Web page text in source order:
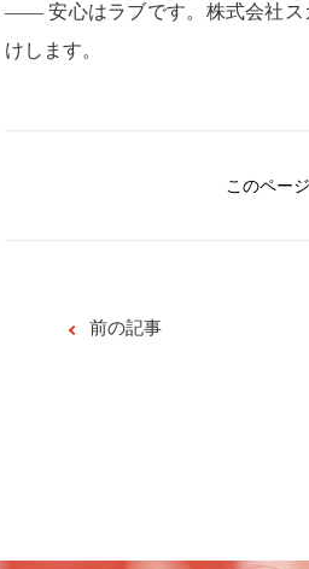
―― 安心はラブです。株式会社ス
けします。
このペー
前の記事